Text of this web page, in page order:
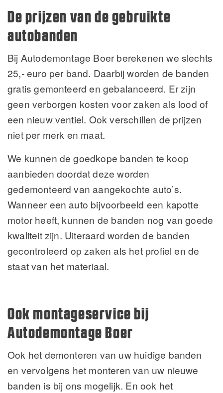
De prijzen van de gebruikte
autobanden
Bij Autodemontage Boer berekenen we slechts
25,- euro per band. Daarbij worden de banden
gratis gemonteerd en gebalanceerd. Er zijn
geen verborgen kosten voor zaken als lood of
een nieuw ventiel. Ook verschillen de prijzen
niet per merk en maat.
We kunnen de goedkope banden te koop
aanbieden doordat deze worden
gedemonteerd van aangekochte auto’s.
Wanneer een auto bijvoorbeeld een kapotte
motor heeft, kunnen de banden nog van goede
kwaliteit zijn. Uiteraard worden de banden
gecontroleerd op zaken als het profiel en de
staat van het materiaal.
Ook montageservice bij
Autodemontage Boer
Ook het demonteren van uw huidige banden
en vervolgens het monteren van uw nieuwe
banden is bij ons mogelijk. En ook het